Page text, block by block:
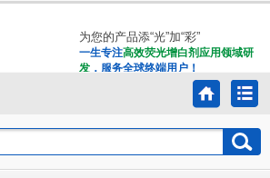
为您的产品添“光”加“彩”
一生专注高效荧光增白剂应用领域研
发 ，服务全球终端用户！